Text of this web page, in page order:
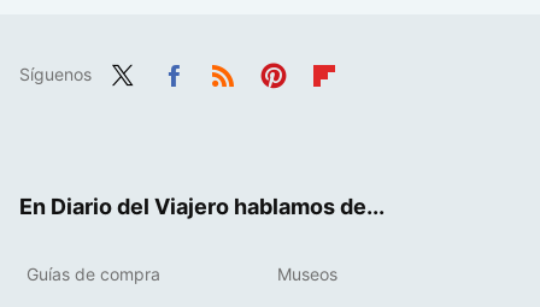
Síguenos
En Diario del Viajero hablamos de...
Guías de compra Museos